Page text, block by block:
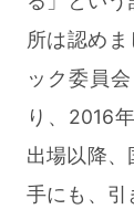
所は認め
ック委員
り、2016
出場以降、
手にも、引